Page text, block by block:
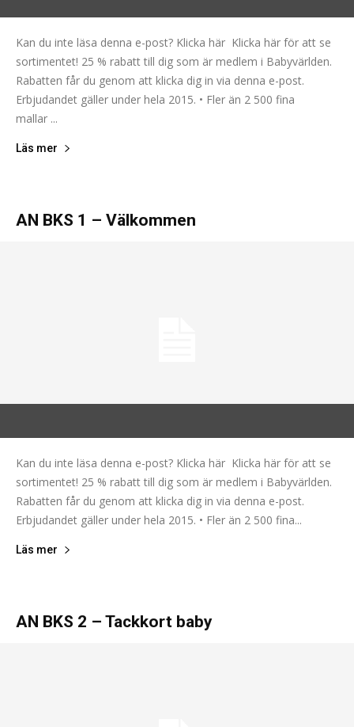
Kan du inte läsa denna e-post? Klicka här Klicka här för att se
sortimentet! 25 % rabatt till dig som är medlem i Babyvärlden.
Rabatten får du genom att klicka dig in via denna e-post.
Erbjudandet gäller under hela 2015. • Fler än 2 500 fina
mallar ...
Läs mer
AN BKS 1 – Välkommen
Kan du inte läsa denna e-post? Klicka här Klicka här för att se
sortimentet! 25 % rabatt till dig som är medlem i Babyvärlden.
Rabatten får du genom att klicka dig in via denna e-post.
Erbjudandet gäller under hela 2015. • Fler än 2 500 fina...
Läs mer
AN BKS 2 – Tackkort baby